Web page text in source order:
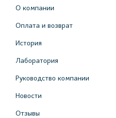
О компании
Оплата и возврат
История
Лаборатория
Руководство компании
Новости
Отзывы